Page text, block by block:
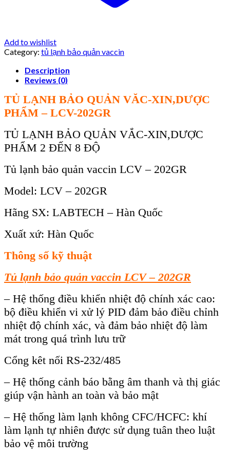
Add to wishlist
Category: tủ lạnh bảo quản vaccin
Description
Reviews (0)
TỦ LẠNH BẢO QUẢN VĂC-XIN,DƯỢC
PHẨM – LCV-202GR
TỦ LẠNH BẢO QUẢN VẮC-XIN,DƯỢC
PHẨM 2 ĐẾN 8 ĐỘ
Tủ lạnh bảo quản vaccin LCV – 202GR
Model: LCV – 202GR
Hãng SX: LABTECH – Hàn Quốc
Xuất xứ: Hàn Quốc
Thông số kỹ thuật
Tủ lạnh bảo quản vaccin LCV – 202GR
– Hệ thống điều khiển nhiệt độ chính xác cao:
bộ điều khiển vi xử lý PID đảm bảo điều chỉnh
nhiệt độ chính xác, và đảm bảo nhiệt độ làm
mát trong quá trình lưu trữ
Cổng kêt nối RS-232/485
– Hệ thống cảnh báo bằng âm thanh và thị giác
giúp vận hành an toàn và bảo mật
– Hệ thống làm lạnh không CFC/HCFC: khí
làm lạnh tự nhiên được sử dụng tuân theo luật
bảo vệ môi trường